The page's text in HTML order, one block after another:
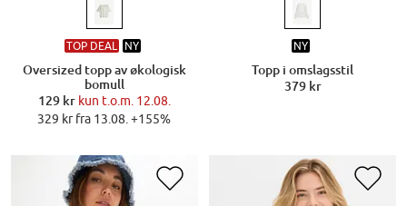
TOP DEAL NY
Oversized topp av økologisk
bomull
129 krkun t.o.m. 12.08.
329 kr fra 13.08. +155%
NY
Topp i omslagsstil
379 kr